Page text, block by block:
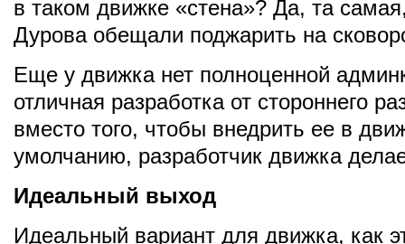
в таком движке «стена»? Да, та
Дурова обещали поджарить на
Еще у движка нет полноценной
отличная разработка от стороннего
вместо того, чтобы внедрить ее в
умолчанию, разработчик движка
Идеальный выход
Идеальный вариант для движка, как